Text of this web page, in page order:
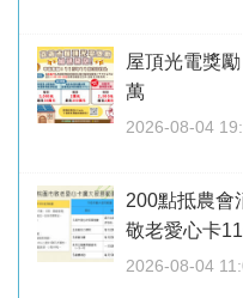
屋頂光電獎
萬
2026-08-04
200點抵農
敬老愛心卡
2026-08-04